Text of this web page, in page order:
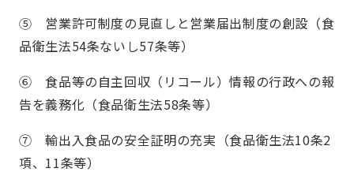
⑤ 営業許可制度の見直しと営業届出制度の創設（食
品衛生法54条ないし57条等）
⑥ 食品等の自主回収（リコール）情報の行政への報
告を義務化（食品衛生法58条等）
⑦ 輸出入食品の安全証明の充実（食品衛生法10条2
項、11条等）